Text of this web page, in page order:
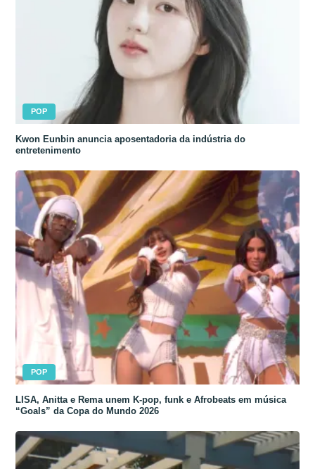
POP
Kwon Eunbin anuncia aposentadoria da indústria do
entretenimento
POP
LISA, Anitta e Rema unem K-pop, funk e Afrobeats em música
“Goals” da Copa do Mundo 2026